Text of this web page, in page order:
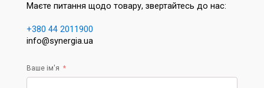
Маєте питання щодо товару, звертайтесь до нас:
+380 44 2011900
info@synergia.ua
Ваше ім'я